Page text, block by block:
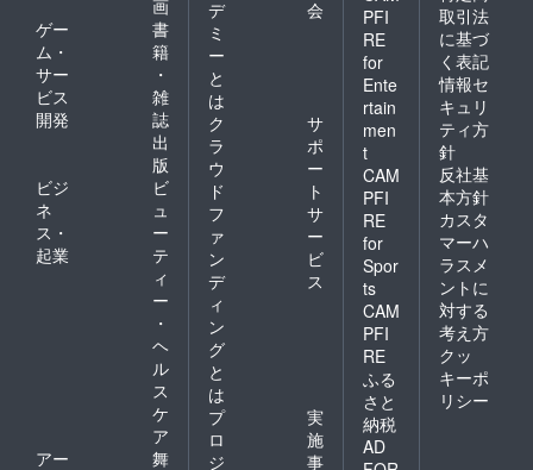
画
ゲー
ム・
サー
ビス
開発
書
籍
・
雑
誌
出
版
ビジ
ネ
ス・
起業
ビ
ュ
ー
テ
ィ
ー
・
ヘ
ル
ス
ケ
ア
アー
舞
デ
ミ
ー
と
は
会
ク
ラ
ウ
ド
フ
ァ
ン
デ
ィ
ン
グ
と
は
サ
ポ
ー
ト
サ
ー
ビ
ス
プ
ロ
ジ
実
施
事
PFI
RE
for
Ente
rtain
men
t
CAM
PFI
RE
for
Spor
ts
CAM
PFI
RE
ふる
さと
納税
AD
取引法
に基づ
く表記
情報セ
キュリ
ティ方
針
反社基
本方針
カスタ
マーハ
ラスメ
ントに
対する
考え方
クッ
キーポ
リシー